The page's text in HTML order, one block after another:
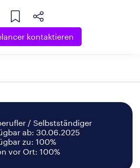
kontaktieren
/ Selbstständiger
ab: 30.06.2025
zu: 100%
vor Ort: 100%